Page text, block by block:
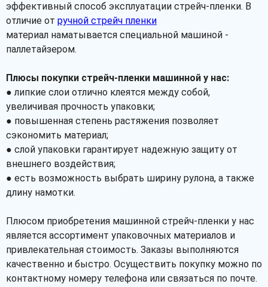
эффективный способ эксплуатации стрейч-пленки. В
отличие от ручной стрейч пленки
материал наматывается специальной машиной -
паллетайзером.
Плюсы покупки стрейч-пленки машинной у нас:
● липкие слои отлично клеятся между собой,
увеличивая прочность упаковки;
● повышенная степень растяжения позволяет
сэкономить материал;
● слой упаковки гарантирует надежную защиту от
внешнего воздействия;
● есть возможность выбрать ширину рулона, а также
длину намотки.
Плюсом приобретения машинной стрейч-пленки у нас
является ассортимент упаковочных материалов и
привлекательная стоимость. Заказы выполняются
качественно и быстро. Осуществить покупку можно по
контактному номеру телефона или связаться по почте.